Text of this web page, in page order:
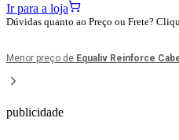
Ir para a loja
Dúvidas quanto ao Preço ou Frete?
Menor preço de Equaliv Reinforce
publicidade